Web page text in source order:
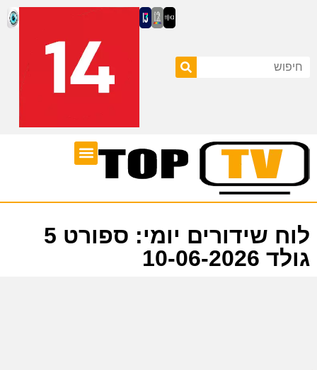
לוח שידורים יומי: ספורט 5
גולד 10-06-2026